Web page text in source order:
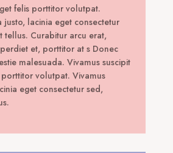
felis porttitor volutpat.
justo, lacinia eget consectetur
tellus. Curabitur arcu erat,
et, porttitor at s Donec
malesuada. Vivamus suscipit
volutpat. Vivamus
eget consectetur sed,